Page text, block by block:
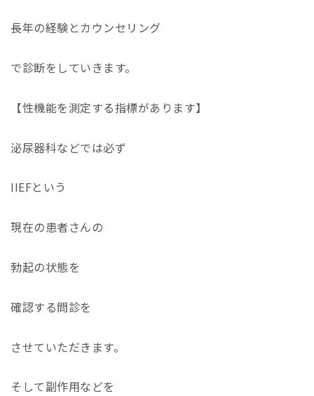
長年の経験とカウンセリング
で診断をしていきます。
【性機能を測定する指標があります】
泌尿器科などでは必ず
IIEFという
現在の患者さんの
勃起の状態を
確認する問診を
させていただきます。
そして副作用などを